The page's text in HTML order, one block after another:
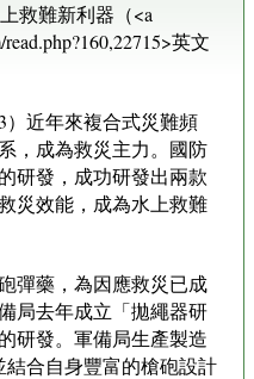
救難新利器（<a
英文
）近年來複合式災難頻
，成為救災主力。國防
研發，成功研發出兩款
災效能，成為水上救難
彈藥，為因應救災已成
局去年成立「拋繩器研
研發。軍備局生產製造
合自身豐富的槍砲設計